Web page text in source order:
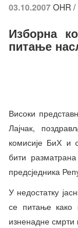
03.10.2007 OHR /
Изборна
питање
Високи
Лајчак,
комисије БиХ и
бити
предсједника
У недостатку
се питање како
изненадне